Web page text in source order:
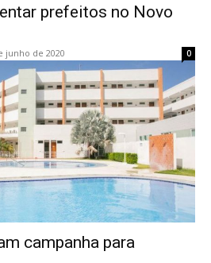
prefeitos no Novo
junho de 2020 0
campanha para